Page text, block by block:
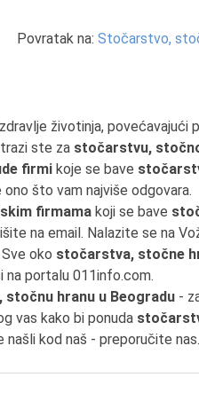
Povratak na: Stočarstvo,
životinja, povećavajući
ste za stočarstvu,
firmi koje se bave
što vam najviše odgovara.
firmama koji se bave
na email. Nalazite se na
Sve oko stočarstva, stočne
na portalu 011info.com.
hranu u Beogradu -
vas kako bi ponuda
kod naš - preporučite nas.